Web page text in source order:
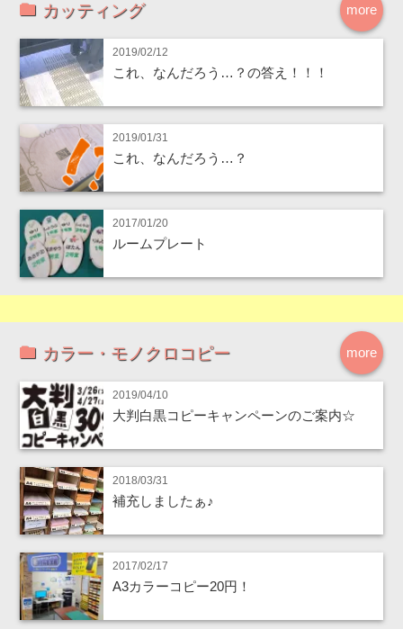
more
カッティング
2019/02/12
これ、なんだろう…？の答え！！！
2019/01/31
これ、なんだろう…？
2017/01/20
ルームプレート
more
カラー・モノクロコピー
2019/04/10
大判白黒コピーキャンペーンのご案内☆
2018/03/31
補充しましたぁ♪
2017/02/17
A3カラーコピー20円！